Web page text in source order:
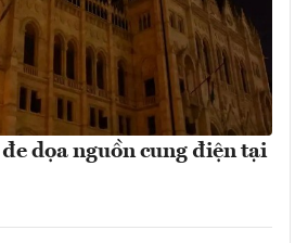
dọa nguồn cung điện tại